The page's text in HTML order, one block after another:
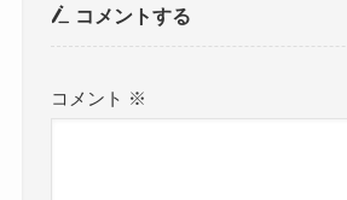
コメントする
コメント ※